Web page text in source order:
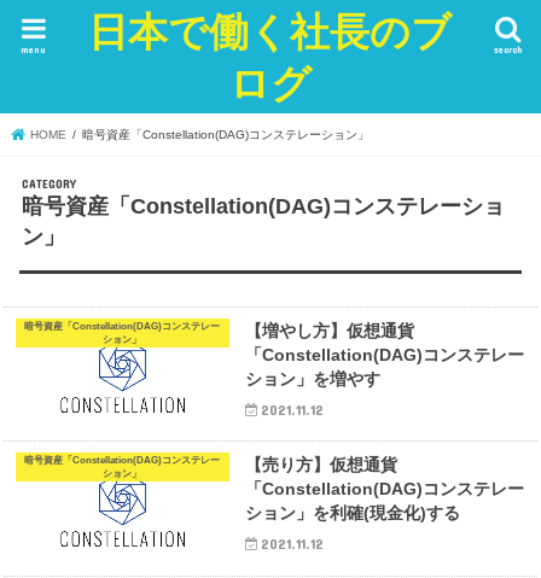
日本で働く社長のブ
ログ
search
menu
HOME 暗号資産「Constellation(DAG)コンステレーション」
暗号資産「Constellation(DAG)コンステレーショ
ン」
暗号資産「Constellation(DAG)コンステレー
ション」
【増やし方】仮想通貨
「Constellation(DAG)コンステレー
ション」を増やす
2021.11.12
暗号資産「Constellation(DAG)コンステレー
ション」
【売り方】仮想通貨
「Constellation(DAG)コンステレー
ション」を利確(現金化)する
2021.11.12